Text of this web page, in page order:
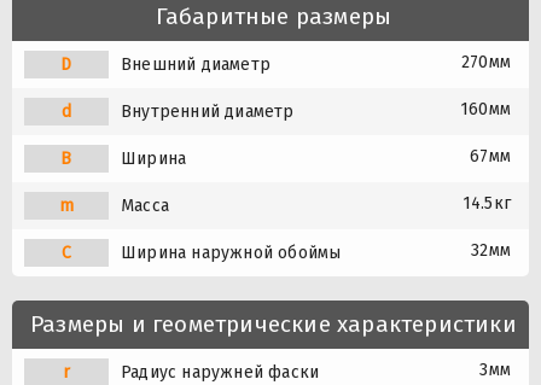
Габаритные размеры
D Внешний диаметр 270мм
d Внутренний диаметр 160мм
B Ширина 67мм
m Масса 14.5кг
C Ширина наружной обоймы 32мм
Размеры и геометрические характеристики
r Радиус наружней фаски 3мм